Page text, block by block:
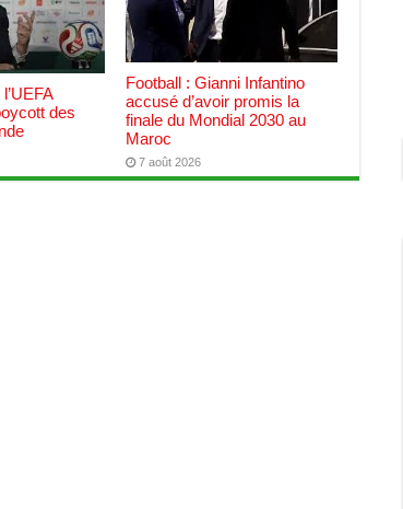
des
Football : Gianni Infantino
accusé d’avoir promis la
finale du Mondial 2030 au
Maroc
7 août 2026